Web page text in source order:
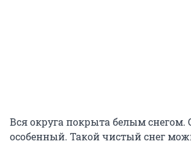
Вся округа покрыта белым снегом.
особенный. Такой чистый снег